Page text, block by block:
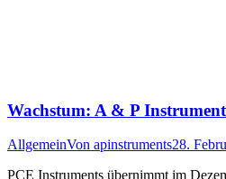
Wachstum: A & P
AllgemeinVon apinstruments28.
PCE Instruments übernimmt im